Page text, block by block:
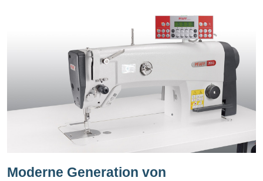
Moderne Generation von